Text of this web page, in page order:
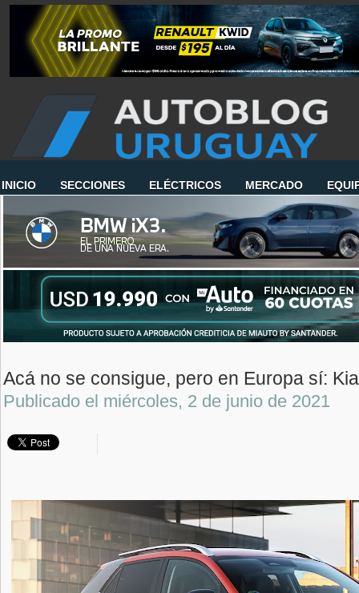
INICIO SECCIONES ELÉCTRICOS MERCADO
Acá no se consigue, pero en Europa sí:
Publicado el miércoles, 2 de junio de 2021